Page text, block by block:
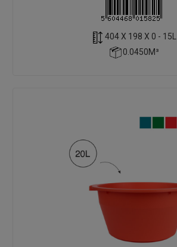
404 X 198 X 0 - 15L
0.0450M³